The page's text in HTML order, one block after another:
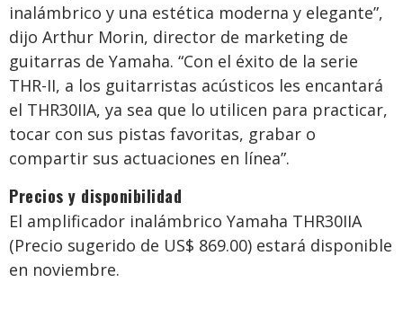
inalámbrico y una estética moderna y elegante”,
dijo Arthur Morin, director de marketing de
guitarras de Yamaha. “Con el éxito de la serie
THR-II, a los guitarristas acústicos les encantará
el THR30IIA, ya sea que lo utilicen para practicar,
tocar con sus pistas favoritas, grabar o
compartir sus actuaciones en línea”.
Precios y disponibilidad
El amplificador inalámbrico Yamaha THR30IIA
(Precio sugerido de US$ 869.00) estará disponible
en noviembre.